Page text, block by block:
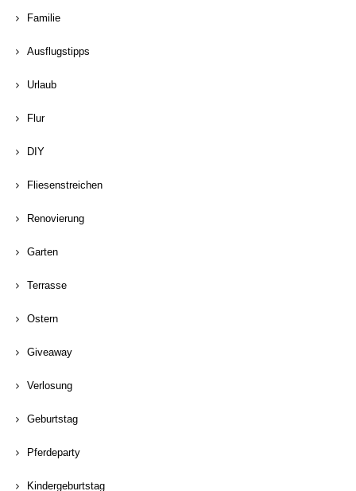
Familie
Ausflugstipps
Urlaub
Flur
DIY
Fliesenstreichen
Renovierung
Garten
Terrasse
Ostern
Giveaway
Verlosung
Geburtstag
Pferdeparty
Kindergeburtstag